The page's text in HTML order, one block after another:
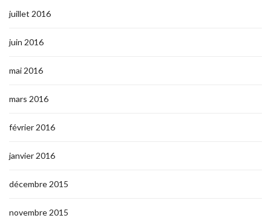
juillet 2016
juin 2016
mai 2016
mars 2016
février 2016
janvier 2016
décembre 2015
novembre 2015